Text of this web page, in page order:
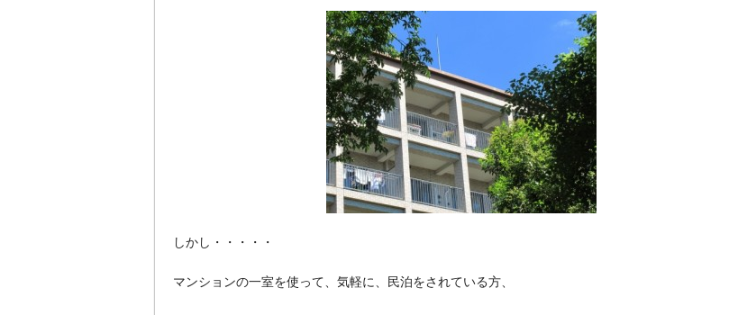
しかし・・・・・
マンションの一室を使って、気軽に、民泊をされている方、